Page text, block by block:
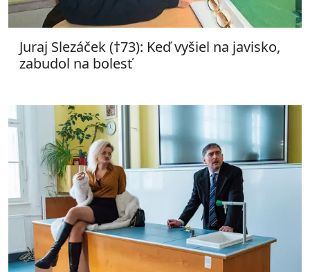
Juraj Slezáček (†73): Keď vyšiel na javisko,
zabudol na bolesť